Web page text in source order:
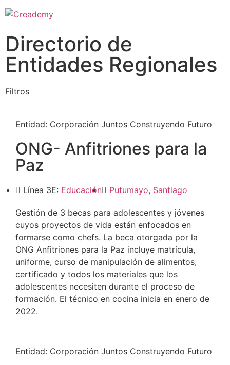
Directorio de
Entidades Regionales
Filtros
Entidad: Corporación Juntos Construyendo Futuro
ONG- Anfitriones para la
Paz
Línea 3E: Educación Putumayo, Santiago
Gestión de 3 becas para adolescentes y jóvenes
cuyos proyectos de vida están enfocados en
formarse como chefs. La beca otorgada por la
ONG Anfitriones para la Paz incluye matrícula,
uniforme, curso de manipulación de alimentos,
certificado y todos los materiales que los
adolescentes necesiten durante el proceso de
formación. El técnico en cocina inicia en enero de
2022.
Entidad: Corporación Juntos Construyendo Futuro